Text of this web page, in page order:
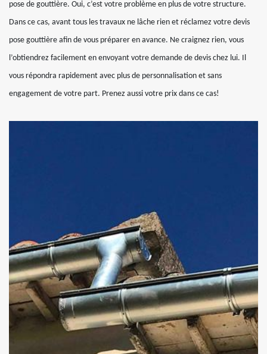
pose de gouttière. Oui, c’est votre problème en plus de votre structure.
Dans ce cas, avant tous les travaux ne lâche rien et réclamez votre devis
pose gouttière afin de vous préparer en avance. Ne craignez rien, vous
l’obtiendrez facilement en envoyant votre demande de devis chez lui. Il
vous répondra rapidement avec plus de personnalisation et sans
engagement de votre part. Prenez aussi votre prix dans ce cas!